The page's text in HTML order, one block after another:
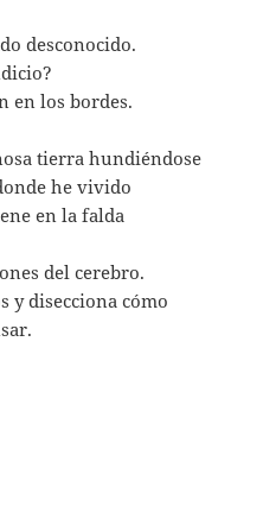
desconocido.
en los bordes.
tierra hundiéndose
he vivido
en la falda
del cerebro.
y disecciona cómo